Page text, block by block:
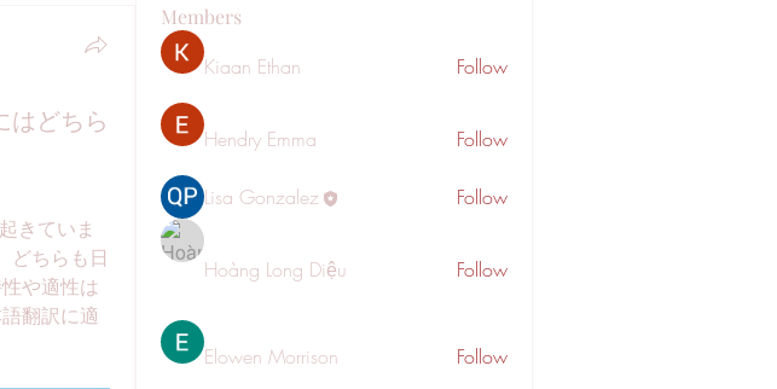
はどちら
きていま
どちらも日
や適性は
翻訳に適
Members
Kiaan Ethan Follow
Hendry Emma Follow
Lisa Gonzalez Follow
Hoàng Long Diệu Follow
Elowen Morrison
Follow